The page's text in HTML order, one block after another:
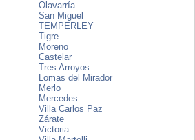
Olavarría
San Miguel
TEMPERLEY
Tigre
Moreno
Castelar
Tres Arroyos
Lomas del Mirador
Merlo
Mercedes
Villa Carlos Paz
Zárate
Victoria